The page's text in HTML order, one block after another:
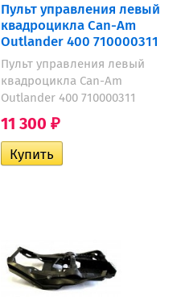
Пульт управления левый
квадроцикла Can-Am
Outlander 400 710000311
Пульт управления левый
квадроцикла Can-Am
Outlander 400 710000311
11 300 ₽